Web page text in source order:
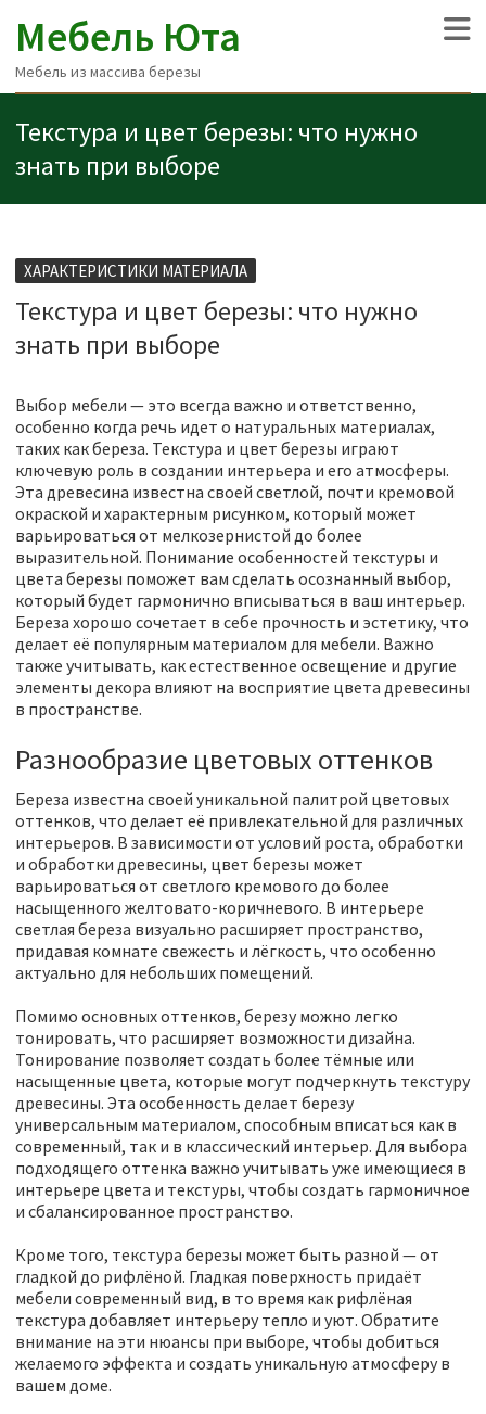
Мебель Юта
Мебель из массива березы
Текстура и цвет березы: что нужно
знать при выборе
ХАРАКТЕРИСТИКИ МАТЕРИАЛА
Текстура и цвет березы: что нужно
знать при выборе
Выбор мебели — это всегда важно и ответственно,
особенно когда речь идет о натуральных материалах,
таких как береза. Текстура и цвет березы играют
ключевую роль в создании интерьера и его атмосферы.
Эта древесина известна своей светлой, почти кремовой
окраской и характерным рисунком, который может
варьироваться от мелкозернистой до более
выразительной. Понимание особенностей текстуры и
цвета березы поможет вам сделать осознанный выбор,
который будет гармонично вписываться в ваш интерьер.
Береза хорошо сочетает в себе прочность и эстетику, что
делает её популярным материалом для мебели. Важно
также учитывать, как естественное освещение и другие
элементы декора влияют на восприятие цвета древесины
в пространстве.
Разнообразие цветовых оттенков
Береза известна своей уникальной палитрой цветовых
оттенков, что делает её привлекательной для различных
интерьеров. В зависимости от условий роста, обработки
и обработки древесины, цвет березы может
варьироваться от светлого кремового до более
насыщенного желтовато-коричневого. В интерьере
светлая береза визуально расширяет пространство,
придавая комнате свежесть и лёгкость, что особенно
актуально для небольших помещений.
Помимо основных оттенков, березу можно легко
тонировать, что расширяет возможности дизайна.
Тонирование позволяет создать более тёмные или
насыщенные цвета, которые могут подчеркнуть текстуру
древесины. Эта особенность делает березу
универсальным материалом, способным вписаться как в
современный, так и в классический интерьер. Для выбора
подходящего оттенка важно учитывать уже имеющиеся в
интерьере цвета и текстуры, чтобы создать гармоничное
и сбалансированное пространство.
Кроме того, текстура березы может быть разной — от
гладкой до рифлёной. Гладкая поверхность придаёт
мебели современный вид, в то время как рифлёная
текстура добавляет интерьеру тепло и уют. Обратите
внимание на эти нюансы при выборе, чтобы добиться
желаемого эффекта и создать уникальную атмосферу в
вашем доме.